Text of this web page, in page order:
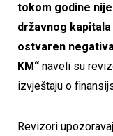
tokom godine
državnog
ostvaren
KM“ naveli su
izvještaju o
Revizori